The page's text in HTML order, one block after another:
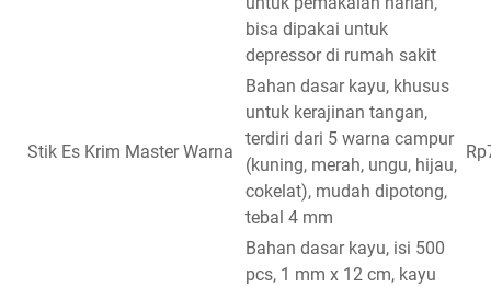
bisa dipakai untuk
depressor di rumah sakit
Stik Es Krim Master Warna
Bahan dasar kayu, khusus
untuk kerajinan tangan,
terdiri dari 5 warna campur
(kuning, merah, ungu, hijau,
cokelat), mudah dipotong,
tebal 4 mm
Bahan dasar kayu, isi 500
pcs, 1 mm x 12 cm, kayu